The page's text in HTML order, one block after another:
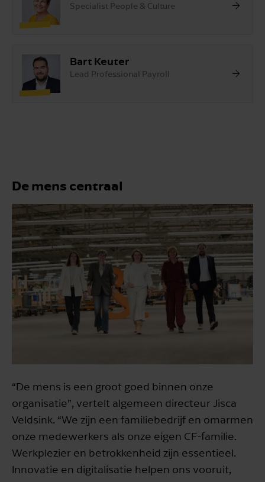
Specialist People & Culture
Bart Keuter
Lead Professional Payroll
De mens centraal
“De mens is een groot goed binnen onze
organisatie”, vertelt algemeen directeur Jisca
Veldsink. “We zijn een familiebedrijf en omarmen
onze medewerkers als onze eigen CF-familie.
Werkplezier en betrokkenheid zijn essentieel.
Innovatie en digitalisatie helpen ons vooruit,